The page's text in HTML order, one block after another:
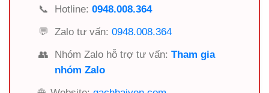
📞
Hotline: 0948.008.364
💬
Zalo tư vấn: 0948.008.364
👥
Nhóm Zalo hỗ trợ tư vấn: Tham gia
nhóm Zalo